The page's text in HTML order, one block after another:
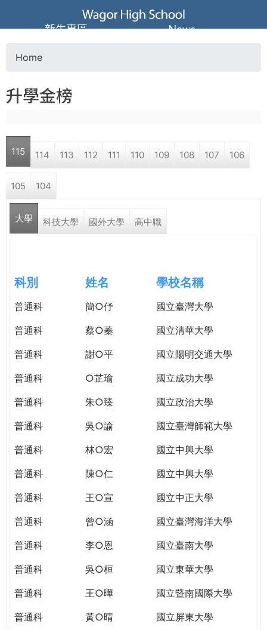
Jump to navigation
葳
格
高
中
學
格。
民。
TODAY
WORLD
TOMORROW
YOU
THE
o
u
a
r
e
e
r
e
Home
升學金榜
115 114 113 112 111 110 109 108 107 106
105 104
大學 科技大學 國外大學 高中職
科別 姓名 學校名稱
普通科 簡○伃
國立臺灣大學
普通科
蔡○蓁
國立清華大學
普通科
謝○平
國立陽明交通大學
普通科
○芷瑜
國立成功大學
普通科
朱○臻
國立政治大學
普通科
吳○諭
國立臺灣師範大學
普通科
林○宏
國立中興大學
普通科
陳○仁
國立中興大學
普通科
王○宣
國立中正大學
普通科
曾○涵
國立臺灣海洋大學
普通科
李○恩
國立臺南大學
普通科
吳○桓
國立東華大學
普通科
王○曄
國立暨南國際大學
普通科
黃○晴
國立屏東大學
新生專區 News